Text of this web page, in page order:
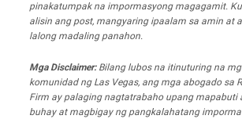
pinakatumpak na impormasyong magagamit.
alisin ang post, mangyaring ipaalam sa amin at
lalong madaling panahon.
Mga Disclaimer:Bilang lubos na itinuturing na
komunidad ng Las Vegas, ang mga abogado sa
Firm ay palaging nagtatrabaho upang mapabuti
buhay at magbigay ng pangkalahatang